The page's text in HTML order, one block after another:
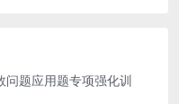
问题应用题专项强化训